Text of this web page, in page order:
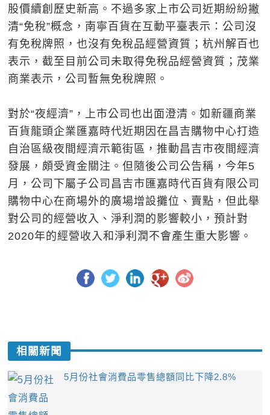
股價續創歷史新高。不過多家上市公司近期紛紛撇
清“免稅”概念，南寧百貨在互動平臺表示：公司沒
有免稅牌照，也沒有免稅品經營資質；杭州解百也
表示，截至目前公司未取得免稅品經營資質；茂業
商業表示，公司暫無免稅牌照。
對於“夜經濟”，上市公司也出面澄清。如新疆商業
百貨龍頭企業匯嘉時代近期因在昌吉購物中心打造
自治區級夜間經濟示範街區，推動昌吉市夜間經濟
發展，頗受資金關注。但隨後公司公告稱，今年5
月，公司下屬子公司昌吉市匯嘉時代百貨有限公司
購物中心在商場外的廣場增設攤位、賣點，但此舉
對公司的經營收入、淨利潤的影響較小，預計對
2020年的經營收入和淨利潤不會產生重大影響。
相關新聞
5月份社會消費品零售總額同比下降2.8%